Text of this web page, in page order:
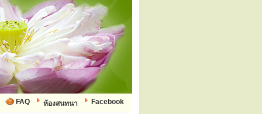
Facebook
ห้องสนทนา
FAQ